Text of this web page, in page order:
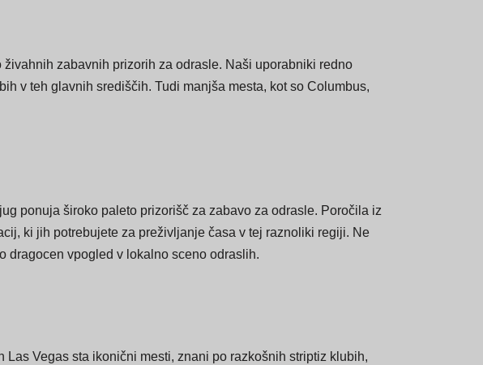
območja, kot je Providence, vsako s svojo edinstveno ponudbo.
zabavnih prizorih za odrasle. Naši uporabniki redno
ponuja široko paleto prizorišč za zabavo za odrasle. Poročila iz
vpogled v lokalno sceno odraslih.